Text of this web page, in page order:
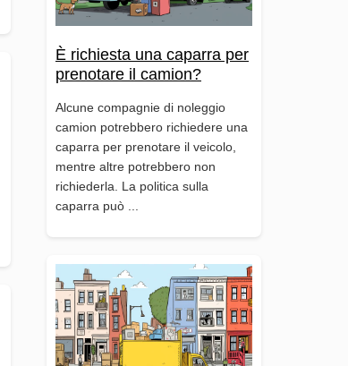
È richiesta una caparra per
prenotare il camion?
Alcune compagnie di noleggio
camion potrebbero richiedere una
caparra per prenotare il veicolo,
mentre altre potrebbero non
richiederla. La politica sulla
caparra può ...